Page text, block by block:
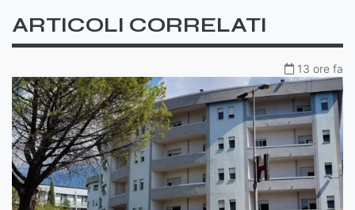
ARTICOLI CORRELATI
13 ore fa